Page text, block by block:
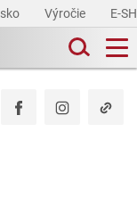
Výročie E-